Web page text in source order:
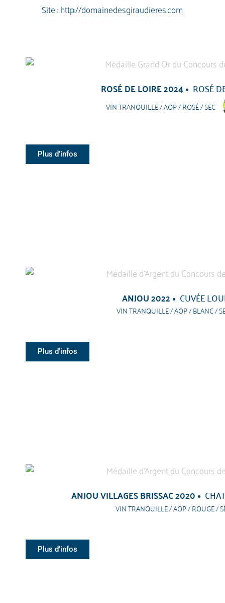
Site :http://domainedesgiraudieres.com
ROSÉ DE LOIRE 2024 ROSÉ
VIN TRANQUILLE / AOP / ROSÉ / SEC
Plus d'infos
ANJOU 2022 CUVÉE
VIN TRANQUILLE / AOP / BLANC /
Plus d'infos
ANJOU VILLAGES BRISSAC 2020
VIN TRANQUILLE / AOP / ROUGE /
Plus d'infos